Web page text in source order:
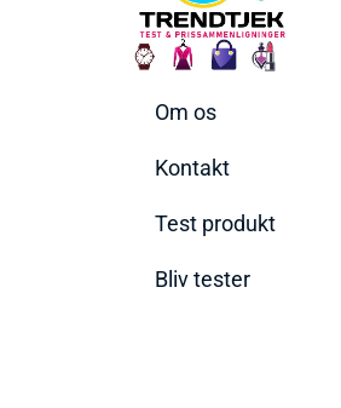
Om os
Kontakt
Test produkt
Bliv tester
2025